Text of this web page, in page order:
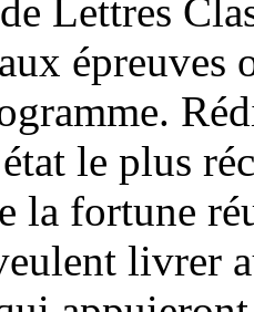
Lettres
épreuves
le plus
la fortune
livrer